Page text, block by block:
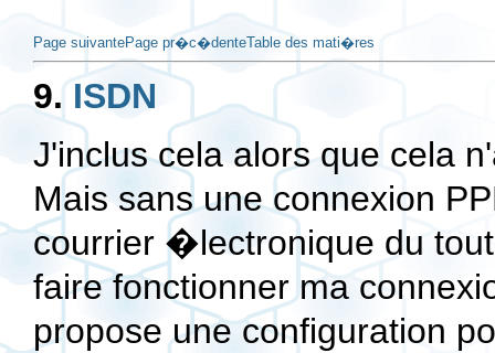
Page suivantePage pr�c�denteTable des mati�res
9. ISDN
J'inclus cela alors que cela
Mais sans une connexion
courrier �lectronique du
faire fonctionner ma
propose une configuration